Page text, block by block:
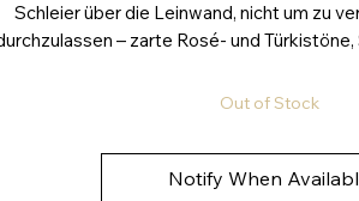
Schleier über die Leinwand, nicht um zu
– zarte Rosé- und
Die Energie ist ruhig, weit, fast entrückt –
besondere Leichtigkeit, die nur entsteht,
gewinnt und das Große wieder sieht.
Out of Stock
Notify When